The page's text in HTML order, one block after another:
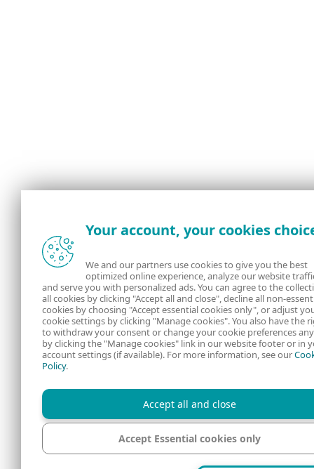
Your account, your cookies
We and our partners use cookies to give you the best
optimized online experience, analyze our website
and serve you with personalized ads. You can agree to the
all cookies by clicking "Accept all and close", decline all non-
cookies by choosing "Accept essential cookies only", or adjust
cookie settings by clicking "Manage cookies". You also have the
to withdraw your consent or change your cookie preferences
by clicking the "Manage cookies" link in our website footer or in
account settings (if available). For more information, see our
Policy.
Accept all and close
Accept Essential cookies only